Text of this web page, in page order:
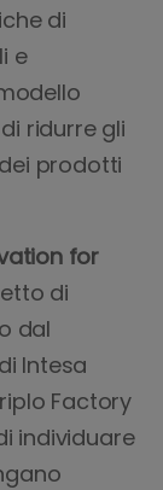
di
e
ridurre gli
prodotti
for
di
dal
Intesa
Factory
individuare